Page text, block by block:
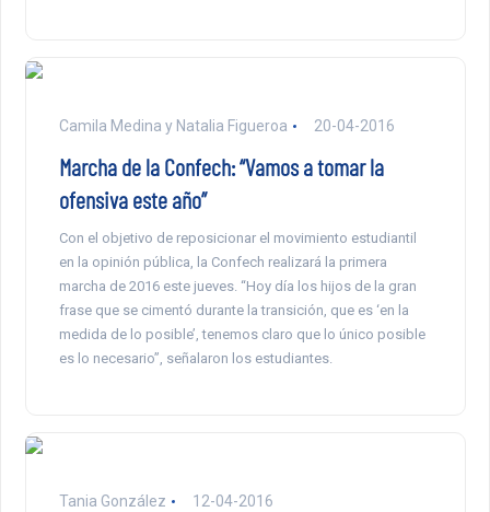
Camila Medina y Natalia Figueroa 20-04-2016
Marcha de la Confech: “Vamos a tomar la
ofensiva este año”
Con el objetivo de reposicionar el movimiento estudiantil
en la opinión pública, la Confech realizará la primera
marcha de 2016 este jueves. “Hoy día los hijos de la gran
frase que se cimentó durante la transición, que es ‘en la
medida de lo posible’, tenemos claro que lo único posible
es lo necesario”, señalaron los estudiantes.
Tania González 12-04-2016